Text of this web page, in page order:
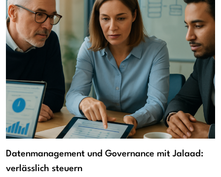
Datenmanagement und Governance mit Jalaad:
verlässlich steuern